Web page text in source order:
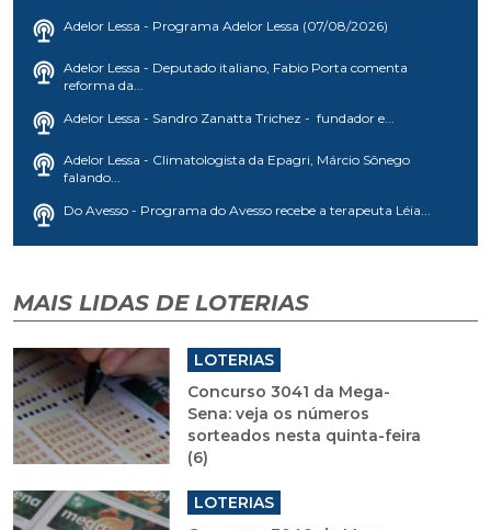
Adelor Lessa - Programa Adelor Lessa (07/08/2026)
Adelor Lessa - Deputado italiano, Fabio Porta comenta
reforma da...
Adelor Lessa - Sandro Zanatta Trichez - fundador e...
Adelor Lessa - Climatologista da Epagri, Márcio Sônego
falando...
Do Avesso - Programa do Avesso recebe a terapeuta Léia...
MAIS LIDAS DE LOTERIAS
LOTERIAS
Concurso 3041 da Mega-
Sena: veja os números
sorteados nesta quinta-feira
(6)
LOTERIAS